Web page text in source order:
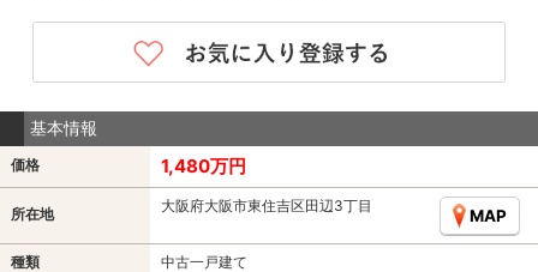
基本情報
価格 1,480万円
所在地 大阪府大阪市東住吉区田辺3丁目
MAP
種類 中古一戸建て